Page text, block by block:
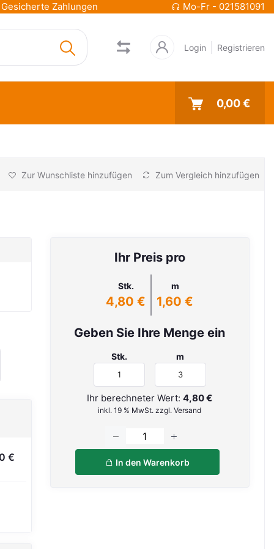
Gesicherte Zahlungen Mo-Fr - 021581091
Login Registrieren
0,00 €
Zur Wunschliste hinzufügen Zum Vergleich hinzufügen
€
Ihr Preis pro
Stk.
4,80 €
m
1,60 €
Geben Sie Ihre Menge ein
Stk. m
Ihr berechneter Wert:4,80 €
inkl. 19 % MwSt. zzgl. Versand
In den Warenkorb